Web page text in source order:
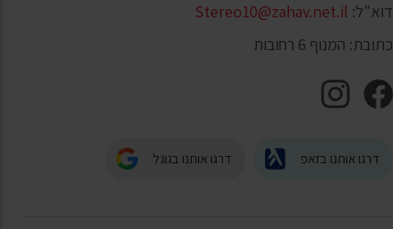
דוא"ל: Stereo10@zahav.net.il
כתובת: המנוף 6 רחובות
דרגו אותנו בזאפ דרגו אותנו בגוגל